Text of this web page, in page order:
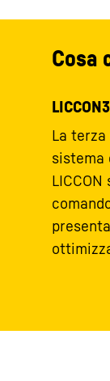
Cosa
La
sistema